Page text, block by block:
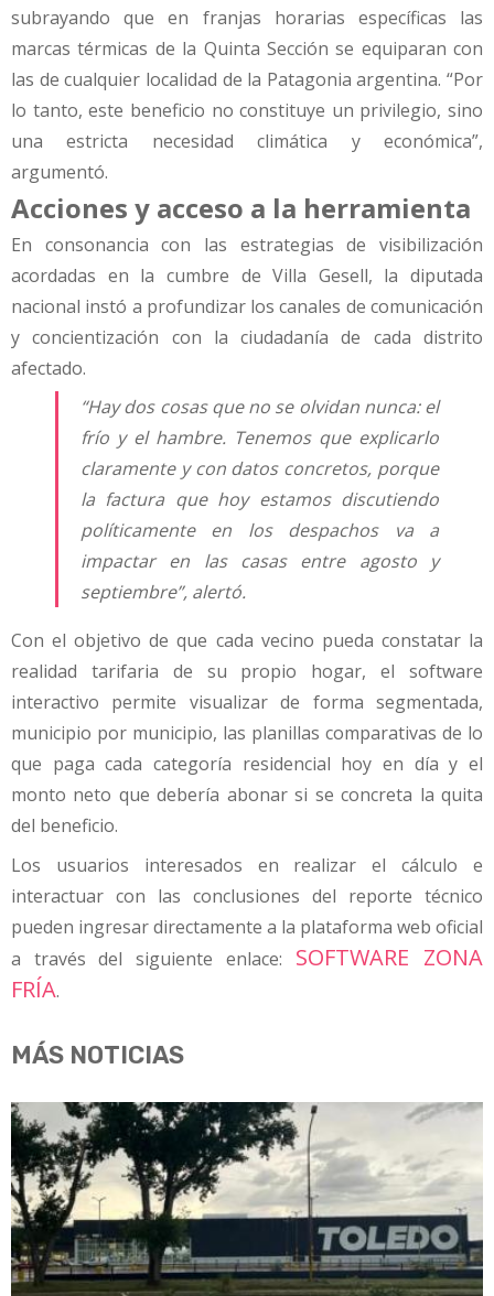
subrayando que en franjas horarias específicas las
marcas térmicas de la Quinta Sección se equiparan con
las de cualquier localidad de la Patagonia argentina. “Por
lo tanto, este beneficio no constituye un privilegio, sino
una estricta necesidad climática y económica”,
argumentó.
Acciones y acceso a la herramienta
En consonancia con las estrategias de visibilización
acordadas en la cumbre de Villa Gesell, la diputada
nacional instó a profundizar los canales de comunicación
y concientización con la ciudadanía de cada distrito
afectado.
“Hay dos cosas que no se olvidan nunca: el
frío y el hambre. Tenemos que explicarlo
claramente y con datos concretos, porque
la factura que hoy estamos discutiendo
políticamente en los despachos va a
impactar en las casas entre agosto y
septiembre”, alertó.
Con el objetivo de que cada vecino pueda constatar la
realidad tarifaria de su propio hogar, el software
interactivo permite visualizar de forma segmentada,
municipio por municipio, las planillas comparativas de lo
que paga cada categoría residencial hoy en día y el
monto neto que debería abonar si se concreta la quita
del beneficio.
Los usuarios interesados en realizar el cálculo e
interactuar con las conclusiones del reporte técnico
pueden ingresar directamente a la plataforma web oficial
a través del siguiente enlace:
SOFTWARE ZONA
FRÍA.
MÁS NOTICIAS